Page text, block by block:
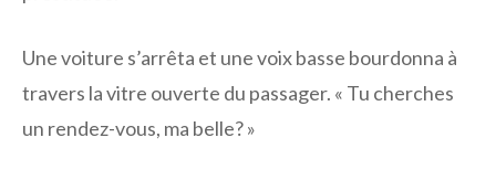
Une voiture s’arrêta et une voix basse bourdonna à
travers la vitre ouverte du passager. « Tu cherches
un rendez-vous, ma belle? »